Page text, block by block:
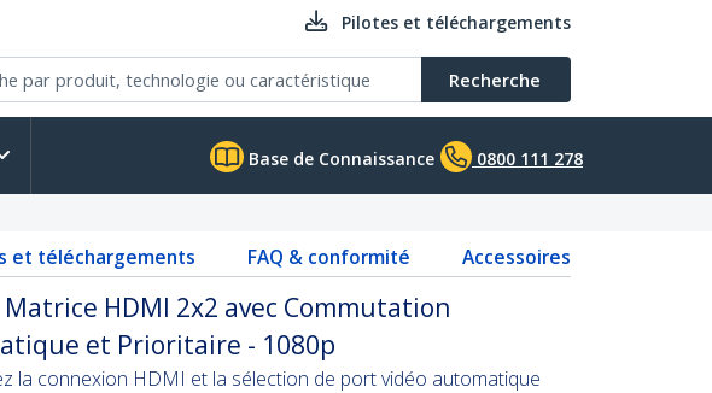
Pilotes et téléchargements
Recherche
Base de Connaissance 0800 111 278
et téléchargements FAQ & conformité Accessoires
HDMI 2x2 avec Commutation
et Prioritaire - 1080p
la connexion HDMI et la sélection de port vidéo automatique